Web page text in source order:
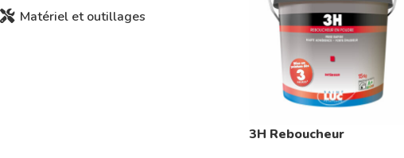
Matériel et outillages
3H Reboucheur